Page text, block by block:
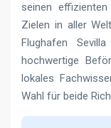
seinen
Zielen in aller
Flughafen
hochwertige
lokales
Wahl für beide